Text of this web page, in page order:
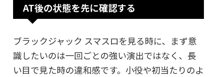
AT後の状態を先に確認する
ブラックジャック スマスロを見る時に、まず意
識したいのは一回ごとの強い演出ではなく、長
い目で見た時の違和感です。小役や初当たりのよ